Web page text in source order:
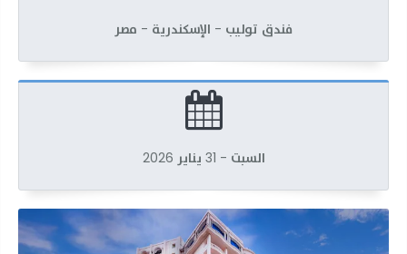
فندق توليب - الإسكندرية - مصر
السبت - 31 يناير 2026